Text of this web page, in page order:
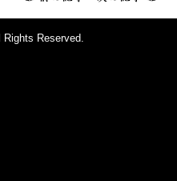
Reserved.